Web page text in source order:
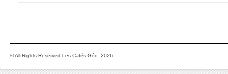
© All Rights Reserved Les Cafés Géo 2026